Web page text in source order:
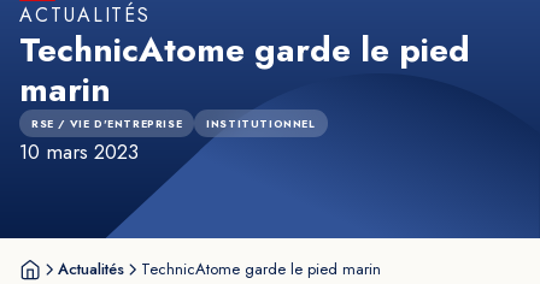
ACTUALITÉS
TechnicAtome garde le pied
marin
RSE / VIE D'ENTREPRISE INSTITUTIONNEL
10 mars 2023
Actualités TechnicAtome garde le pied marin